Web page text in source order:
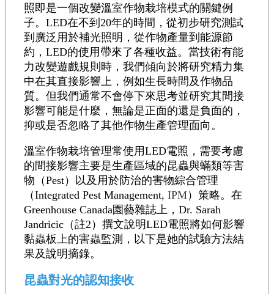
照即是一個改變溫室作物栽培模式的關鍵例
子。LED在不到20年的時間，從初步研究測試
到廣泛用於補光照明，從作物產量到能源節
約，LED的使用帶來了各種收益。當技術有能
力改變遊戲規則時，我們傾向於將研究精力集
中在其直接影響上，例如生長時間及作物品
質。但我們通常不會停下來思考並研究其間接
影響可能是什麼，無論是正面的還是負面的，
抑或是否忽略了其他作物生產管理面向。
溫室作物栽培管理常使用LED電照，需要考慮
的間接影響主要是生產區域的昆蟲與蟎類等害
物（Pest）以及用於防治的害物綜合管理
（Integrated Pest Management, IPM）策略。在
Greenhouse Canada園藝雜誌上，Dr. Sarah
Jandricic（註2）撰文說明LED電照將如何影響
黏蟲板上的害蟲監測，以下是她的試驗方法結
果及說明摘錄。
昆蟲對光的認知接收